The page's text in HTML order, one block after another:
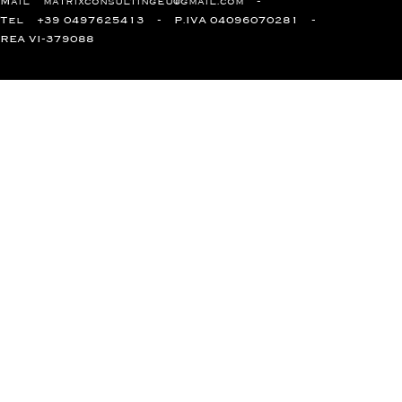
Tel +39 0497625413 P.IVA 04096070281
REA VI-379088